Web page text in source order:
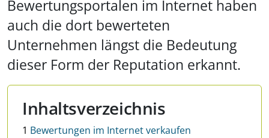
Bewertungsportalen im Internet haben
auch die dort bewerteten
Unternehmen längst die Bedeutung
dieser Form der Reputation erkannt.
Inhaltsverzeichnis
1 Bewertungen im Internet verkaufen